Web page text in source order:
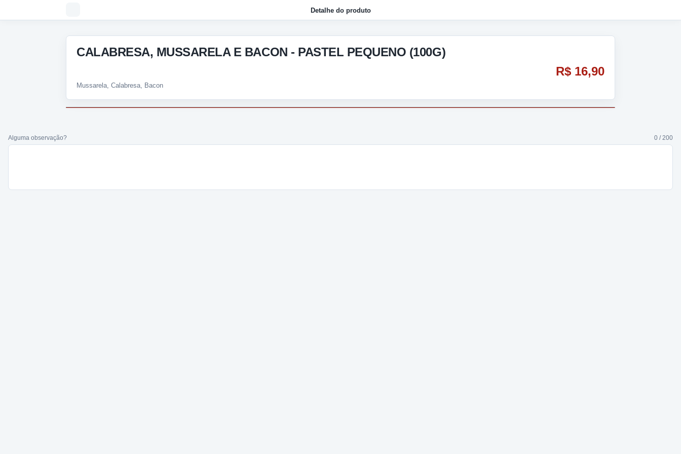
Detalhe do produto
CALABRESA, MUSSARELA E BACON - PASTEL PEQUENO (100G)
Mussarela, Calabresa, Bacon
R$ 16,90
Alguma observação? 0 / 200